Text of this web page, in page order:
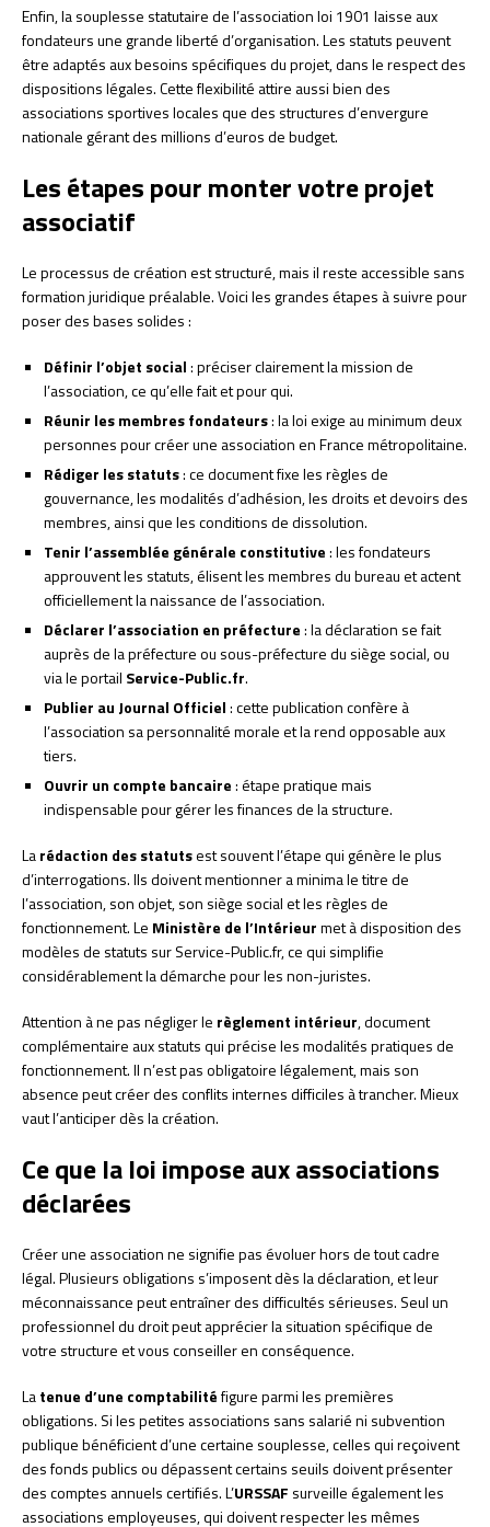
Enfin, la souplesse statutaire de l’association loi 1901 laisse aux
fondateurs une grande liberté d’organisation. Les statuts peuvent
être adaptés aux besoins spécifiques du projet, dans le respect des
dispositions légales. Cette flexibilité attire aussi bien des
associations sportives locales que des structures d’envergure
nationale gérant des millions d’euros de budget.
Les étapes pour monter votre projet
associatif
Le processus de création est structuré, mais il reste accessible sans
formation juridique préalable. Voici les grandes étapes à suivre pour
poser des bases solides :
Définir l’objet social: préciser clairement la mission de
l’association, ce qu’elle fait et pour qui.
Réunir les membres fondateurs: la loi exige au minimum deux
personnes pour créer une association en France métropolitaine.
Rédiger les statuts: ce document fixe les règles de
gouvernance, les modalités d’adhésion, les droits et devoirs des
membres, ainsi que les conditions de dissolution.
Tenir l’assemblée générale constitutive: les fondateurs
approuvent les statuts, élisent les membres du bureau et actent
officiellement la naissance de l’association.
Déclarer l’association en préfecture: la déclaration se fait
auprès de la préfecture ou sous-préfecture du siège social, ou
via le portail Service-Public.fr.
Publier au Journal Officiel: cette publication confère à
l’association sa personnalité morale et la rend opposable aux
tiers.
Ouvrir un compte bancaire: étape pratique mais
indispensable pour gérer les finances de la structure.
Larédaction des statutsest souvent l’étape qui génère le plus
d’interrogations. Ils doivent mentionner a minima le titre de
l’association, son objet, son siège social et les règles de
fonctionnement. Le Ministère de l’Intérieurmet à disposition des
modèles de statuts sur Service-Public.fr, ce qui simplifie
considérablement la démarche pour les non-juristes.
Attention à ne pas négliger le règlement intérieur, document
complémentaire aux statuts qui précise les modalités pratiques de
fonctionnement. Il n’est pas obligatoire légalement, mais son
absence peut créer des conflits internes difficiles à trancher. Mieux
vaut l’anticiper dès la création.
Ce que la loi impose aux associations
déclarées
Créer une association ne signifie pas évoluer hors de tout cadre
légal. Plusieurs obligations s’imposent dès la déclaration, et leur
méconnaissance peut entraîner des difficultés sérieuses. Seul un
professionnel du droit peut apprécier la situation spécifique de
votre structure et vous conseiller en conséquence.
Latenue d’une comptabilitéfigure parmi les premières
obligations. Si les petites associations sans salarié ni subvention
publique bénéficient d’une certaine souplesse, celles qui reçoivent
des fonds publics ou dépassent certains seuils doivent présenter
des comptes annuels certifiés. L’URSSAF surveille également les
associations employeuses, qui doivent respecter les mêmes